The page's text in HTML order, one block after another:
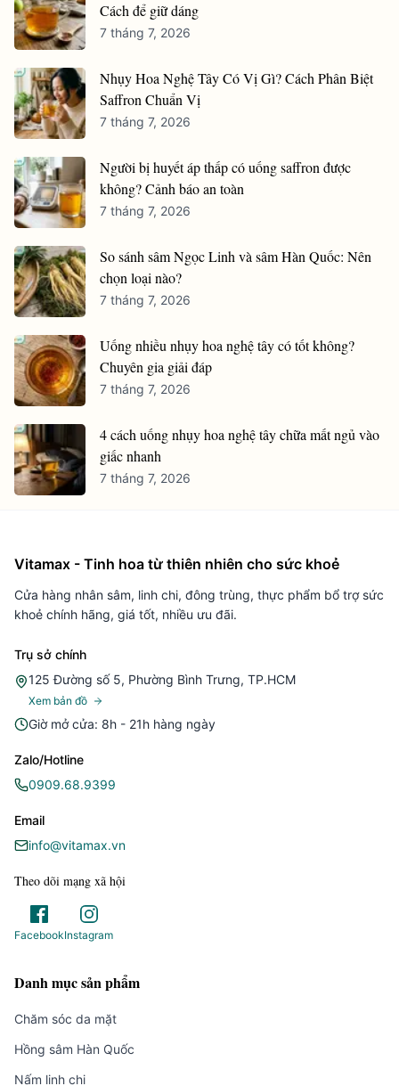
Cách để giữ dáng
7 tháng 7, 2026
Nhụy Hoa Nghệ Tây Có Vị Gì? Cách Phân Biệt
Saffron Chuẩn Vị
7 tháng 7, 2026
Người bị huyết áp thấp có uống saffron được
không? Cảnh báo an toàn
7 tháng 7, 2026
So sánh sâm Ngọc Linh và sâm Hàn Quốc: Nên
chọn loại nào?
7 tháng 7, 2026
Uống nhiều nhụy hoa nghệ tây có tốt không?
Chuyên gia giải đáp
7 tháng 7, 2026
4 cách uống nhụy hoa nghệ tây chữa mất ngủ vào
giấc nhanh
7 tháng 7, 2026
Vitamax - Tinh hoa từ thiên nhiên cho sức khoẻ
Cửa hàng nhân sâm, linh chi, đông trùng, thực phẩm bổ trợ sức
khoẻ chính hãng, giá tốt, nhiều ưu đãi.
Trụ sở chính
125 Đường số 5, Phường Bình Trưng, TP.HCM
Xem bản đồ
Giờ mở cửa: 8h - 21h hàng ngày
Zalo/Hotline
0909.68.9399
Email
info@vitamax.vn
Theo dõi mạng xã hội
FacebookInstagram
Danh mục sản phẩm
Chăm sóc da mặt
Hồng sâm Hàn Quốc
Nấm linh chi